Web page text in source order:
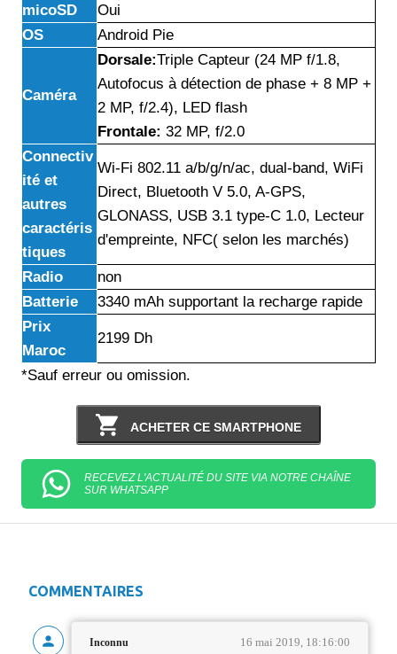
micoSD
Oui
OS
Android Pie
Caméra
Dorsale:Triple Capteur (24 MP f/1.8,
Autofocus à détection de phase + 8 MP +
2 MP, f/2.4), LED flash
Frontale: 32 MP, f/2.0
Connectiv
ité et
autres
caractéris
tiques
Wi-Fi 802.11 a/b/g/n/ac, dual-band, WiFi
Direct, Bluetooth V 5.0, A-GPS,
GLONASS, USB 3.1 type-C 1.0, Lecteur
d'empreinte, NFC( selon les marchés)
Radio
non
Batterie
3340 mAh supportant la recharge rapide
Prix
Maroc
2199 Dh
*Sauf erreur ou omission.
ACHETER CE SMARTPHONE
RECEVEZ L'ACTUALITÉ DU SITE VIA NOTRE CHAÎNE
SUR WHATSAPP
COMMENTAIRES
Inconnu 16 mai 2019, 18:16:00